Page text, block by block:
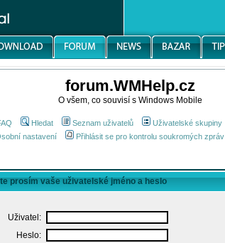
forum.WMHelp.cz
O všem, co souvisí s Windows Mobile
Hledat Seznam uživatelů Uživatelské skupiny
nastavení
Přihlásit se pro kontrolu soukromých zpráv
prosím vaše uživatelské jméno a heslo
Uživatel:
Heslo: